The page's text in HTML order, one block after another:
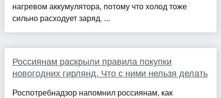
нагревом аккумулятора, потому что холод тоже
сильно расходует заряд. ...
Россиянам раскрыли правила покупки
новогодних гирлянд. Что с ними нельзя делать
Роспотребнадзор напомнил россиянам, как